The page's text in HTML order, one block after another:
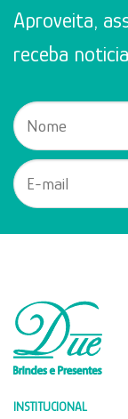
Aproveita,
receba
INSTITUCIONAL